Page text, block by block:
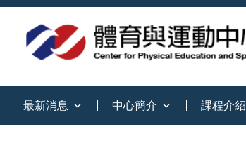
最新消息 中心簡介 課程介紹